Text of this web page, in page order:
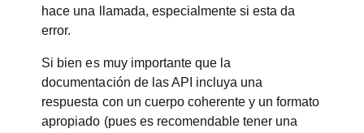
hace una llamada, especialmente si esta da
error.
Si bien es muy importante que la
documentación de las API incluya una
respuesta con un cuerpo coherente y un formato
apropiado (pues es recomendable tener una